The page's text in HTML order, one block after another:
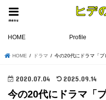
menu
HOME Profile
HOME ドラマ 今の20代にドラマ「プ
2020.07.04 2025.09.14
今の20代にドラマ「